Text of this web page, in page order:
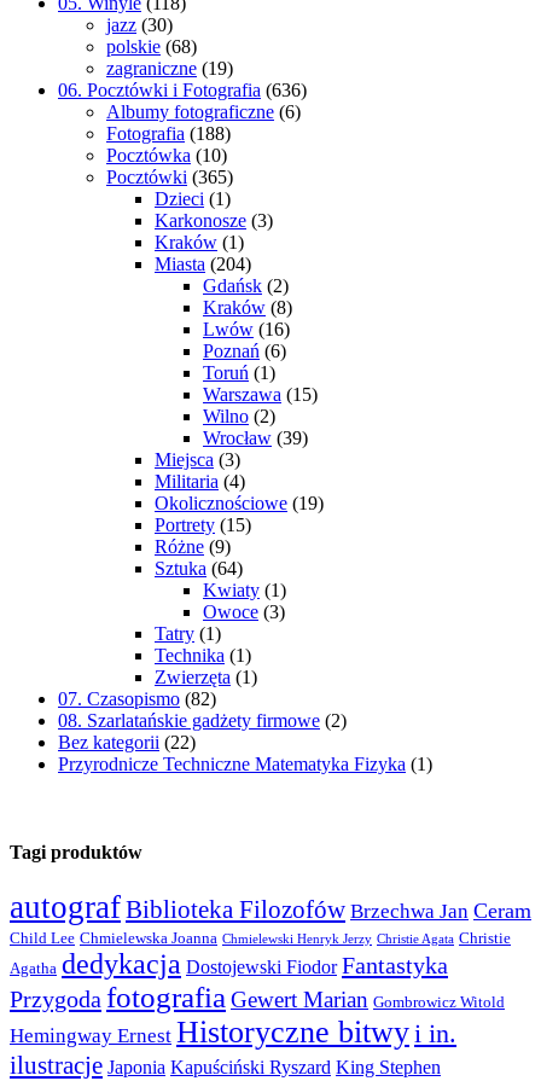
jazz (30)
polskie (68)
zagraniczne (19)
06. Pocztówki i Fotografia (636)
Albumy fotograficzne (6)
Fotografia (188)
Pocztówka (10)
Pocztówki (365)
Dzieci (1)
Karkonosze (3)
Kraków (1)
Miasta (204)
Gdańsk (2)
Kraków (8)
Lwów (16)
Poznań (6)
Toruń (1)
Warszawa (15)
Wilno (2)
Wrocław (39)
Miejsca (3)
Militaria (4)
Okolicznościowe (19)
Portrety (15)
Różne (9)
Sztuka (64)
Kwiaty (1)
Owoce (3)
Tatry (1)
Technika (1)
Zwierzęta (1)
07. Czasopismo (82)
08. Szarlatańskie gadżety firmowe (2)
Bez kategorii (22)
Przyrodnicze Techniczne Matematyka Fizyka (1)
Tagi produktów
autografBiblioteka Filozofów Brzechwa Jan Ceram
Child Lee Chmielewska Joanna Chmielewski Henryk Jerzy Christie Agata Christie
Agatha dedykacja Dostojewski Fiodor Fantastyka
Przygoda fotografia Gewert Marian Gombrowicz Witold
Hemingway Ernest Historyczne bitwyi in.
ilustracje Japonia Kapuściński Ryszard King Stephen